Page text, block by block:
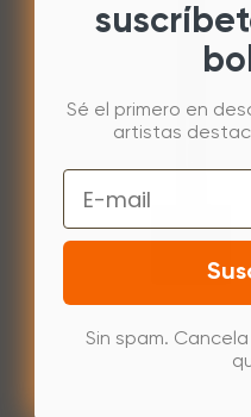
Sé el primero en
artistas
Email
Sin spam.